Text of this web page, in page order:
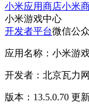
小米应用商店小米
小米游戏中心
开发者平台微信公
应用名称：小米游
开发者：北京瓦力
版本：13.5.0.70 更